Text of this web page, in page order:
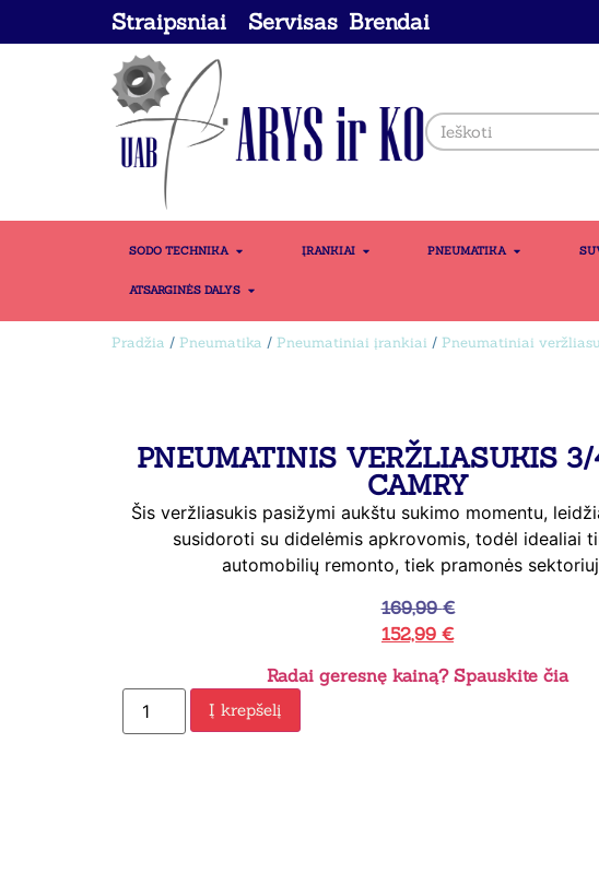
Straipsniai Servisas Brendai
SODO TECHNIKA ĮRANKIAI PNEUMATIKA
ATSARGINĖS DALYS
Pradžia / Pneumatika / Pneumatiniai įrankiai / Pneumatiniai
PNEUMATINIS VERŽLIASUKIS
CAMRY
Šis veržliasukis pasižymi aukštu sukimo momentu,
susidoroti su didelėmis apkrovomis, todėl idealiai
automobilių remonto, tiek pramonės
169,99€
152,99 €
Radai geresnę kainą? Spauskite čia
Į krepšelį